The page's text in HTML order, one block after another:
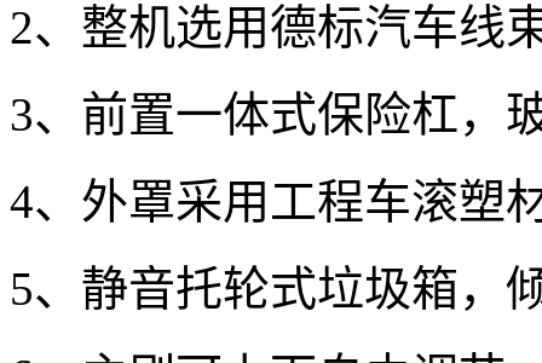
2、整机选用德标汽车线
3、前置一体式保险杠，
4、外罩采用工程车滚塑
5、静音托轮式垃圾箱，